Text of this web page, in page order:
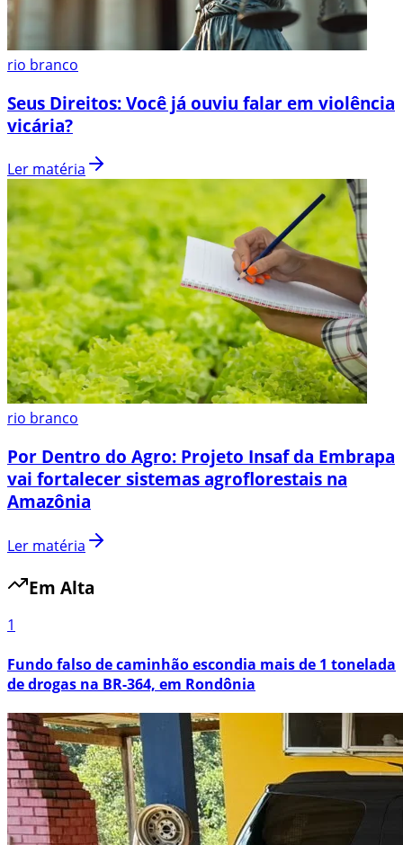
rio branco
Seus Direitos: Você já ouviu falar em violência
vicária?
Ler matéria
rio branco
Por Dentro do Agro: Projeto Insaf da Embrapa
vai fortalecer sistemas agroflorestais na
Amazônia
Ler matéria
Em Alta
1
Fundo falso de caminhão escondia mais de 1 tonelada
de drogas na BR-364, em Rondônia